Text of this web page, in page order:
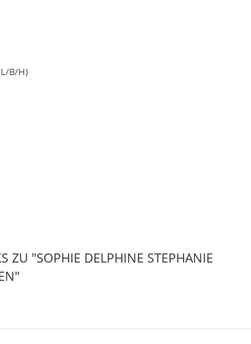
B/H)
ZU "SOPHIE DELPHINE STEPHANIE